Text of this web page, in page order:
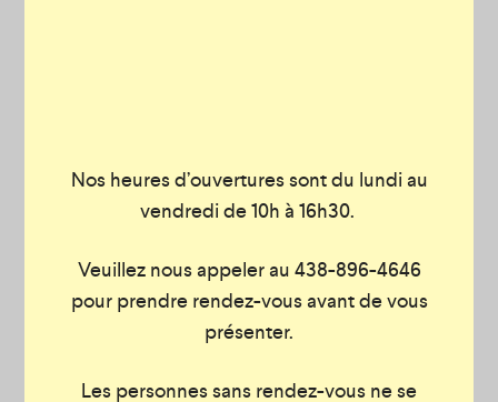
Grand Costumier, avec la formatrice Lucie
Pour plus d’information ou réservation, contactez-
nous ou visitez notre site web :
Téléphone: 438-896-4646
Nos heures d’ouvertures sont du lundi au
vendredi de 10h à 16h30.
Veuillez nous appeler au 438-896-4646
pour prendre rendez-vous avant de vous
présenter.
Les personnes sans rendez-vous ne se